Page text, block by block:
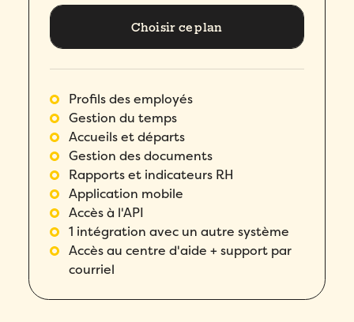
Choisir ce plan
Profils des employés
Gestion du temps
Accueils et départs
Gestion des documents
Rapports et indicateurs RH
Application mobile
Accès à l'API
1 intégration avec un autre système
Accès au centre d'aide + support par
courriel
Téléphone *
Compagnie
Pays *
Remplissez ce formulaire pour réserver
votre place!
Prénom
Nom *
Téléphone *
Prénom *
Nom
Téléphone *